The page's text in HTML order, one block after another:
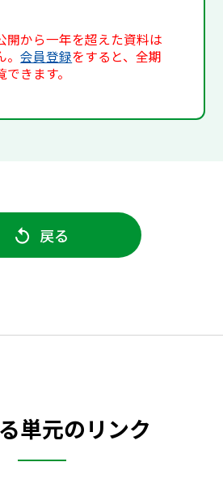
開から一年を超えた資料は
。会員登録をすると、全期
きます。
戻る
単元のリンク